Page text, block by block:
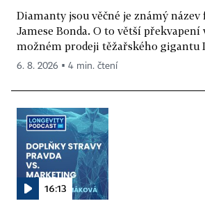
Diamanty jsou věčné je známý název
Jamese Bonda. O to větší překvapení
možném prodeji těžařského gigantu
6. 8. 2026 ▪ 4 min. čtení
16:13